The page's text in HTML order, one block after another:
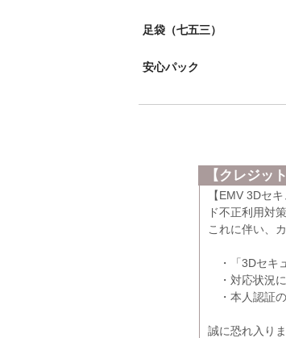
足袋（七五三）
安心パック
【クレジッ
【EMV 3Dセ
ド不正利用対
これに伴い、
・「3Dセキ
・対応状況に
・本人認証の
誠に恐れ入り